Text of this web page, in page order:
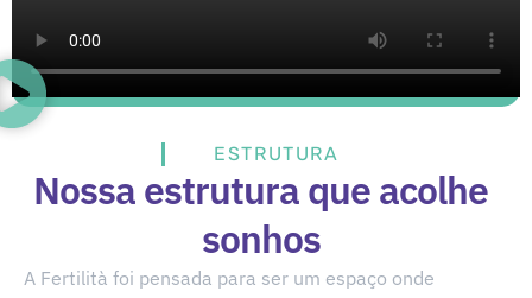
ESTRUTURA
Nossa estrutura que acolhe
sonhos
A Fertilità foi pensada para ser um espaço onde